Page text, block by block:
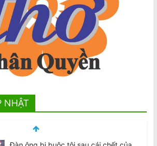
NHẬT
Đàn ông bị buộc tội sau cái chết của
phụ nữ gốc Việt ở Fitzroy North